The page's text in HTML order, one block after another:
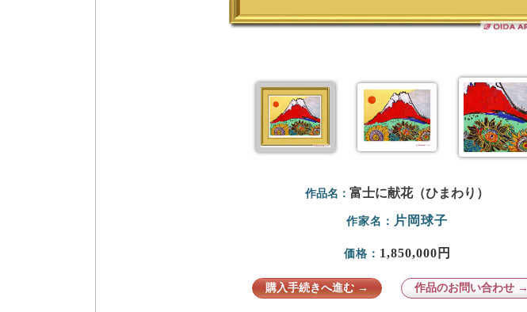
作品名： 富士に献花（ひまわり）
作家名： 片岡球子
価格： 1,850,000円
購入手続きへ進む → 作品のお問い合わせ →